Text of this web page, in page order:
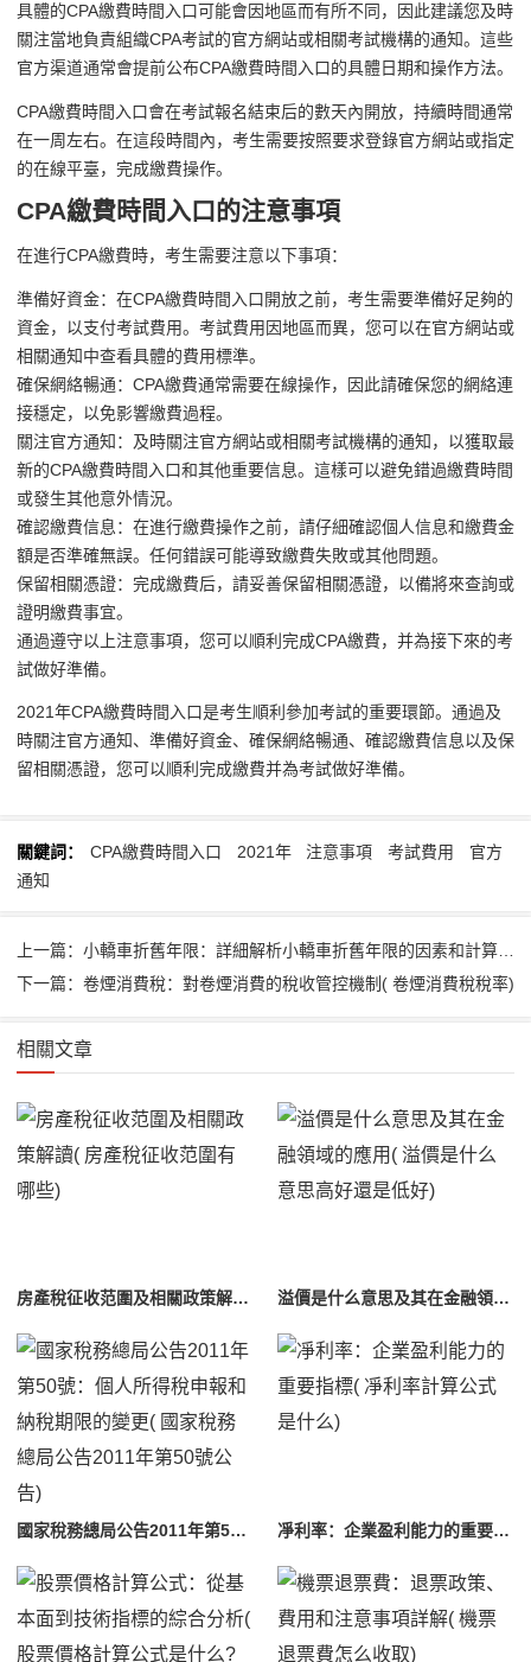
具體的CPA繳費時間入口可能會因地區而有所不同，因此建議您及時
關注當地負責組織CPA考試的官方網站或相關考試機構的通知。這些
官方渠道通常會提前公布CPA繳費時間入口的具體日期和操作方法。
CPA繳費時間入口會在考試報名結束后的數天內開放，持續時間通常
在一周左右。在這段時間內，考生需要按照要求登錄官方網站或指定
的在線平臺，完成繳費操作。
CPA繳費時間入口的注意事項
在進行CPA繳費時，考生需要注意以下事項：
準備好資金：在CPA繳費時間入口開放之前，考生需要準備好足夠的
資金，以支付考試費用。考試費用因地區而異，您可以在官方網站或
相關通知中查看具體的費用標準。
確保網絡暢通：CPA繳費通常需要在線操作，因此請確保您的網絡連
接穩定，以免影響繳費過程。
關注官方通知：及時關注官方網站或相關考試機構的通知，以獲取最
新的CPA繳費時間入口和其他重要信息。這樣可以避免錯過繳費時間
或發生其他意外情況。
確認繳費信息：在進行繳費操作之前，請仔細確認個人信息和繳費金
額是否準確無誤。任何錯誤可能導致繳費失敗或其他問題。
保留相關憑證：完成繳費后，請妥善保留相關憑證，以備將來查詢或
證明繳費事宜。
通過遵守以上注意事項，您可以順利完成CPA繳費，并為接下來的考
試做好準備。
2021年CPA繳費時間入口是考生順利參加考試的重要環節。通過及
時關注官方通知、準備好資金、確保網絡暢通、確認繳費信息以及保
留相關憑證，您可以順利完成繳費并為考試做好準備。
關鍵詞： CPA繳費時間入口 2021年 注意事項 考試費用
官方
通知
下一篇：卷煙消費稅：對卷煙消費的稅收管控機制( 卷煙消費稅稅率)
相關文章
房產稅征收范圍及相關政策解讀( 房產稅征收范圍有哪些) 溢價是什么意思及其在金融領域的應用( 溢價是什么意思高好還是低好)
國家稅務總局公告2011年第50號：個人所得稅申報和納稅期限的變更( 國家稅務總局公告2011年第50號公告) 凈利率：企業盈利能力的重要指標( 凈利率計算公式是什么)